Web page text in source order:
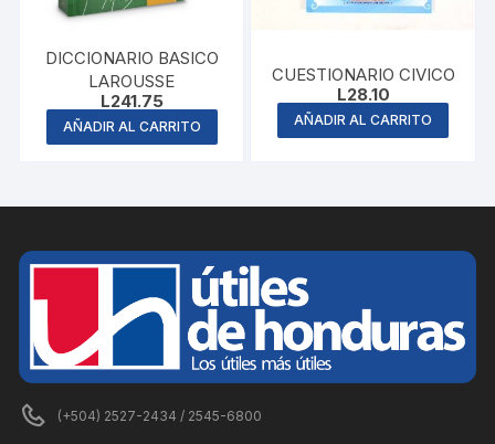
DICCIONARIO BASICO
LAROUSSE
L241.75
AÑADIR AL CARRITO
CUESTIONARIO CIVICO
L28.10
AÑADIR AL CARRITO
(+504) 2527-2434 / 2545-6800